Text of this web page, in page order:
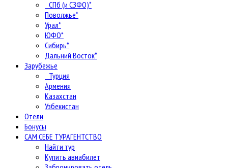
СПб (и СЗФО)*
Поволжье*
Урал*
ЮФО*
Сибирь*
Дальний Восток*
Зарубежье
Турция
Армения
Казахстан
Узбекистан
Отели
Бонусы
САМ СЕБЕ ТУРАГЕНТСТВО
Найти тур
Купить авиабилет